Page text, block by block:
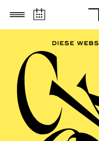
Zum Hauptinhalt springen